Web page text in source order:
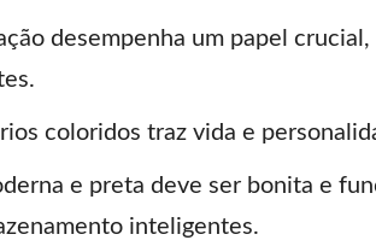
desempenha um papel
coloridos traz vida e
e preta deve ser bonita e
inteligentes.